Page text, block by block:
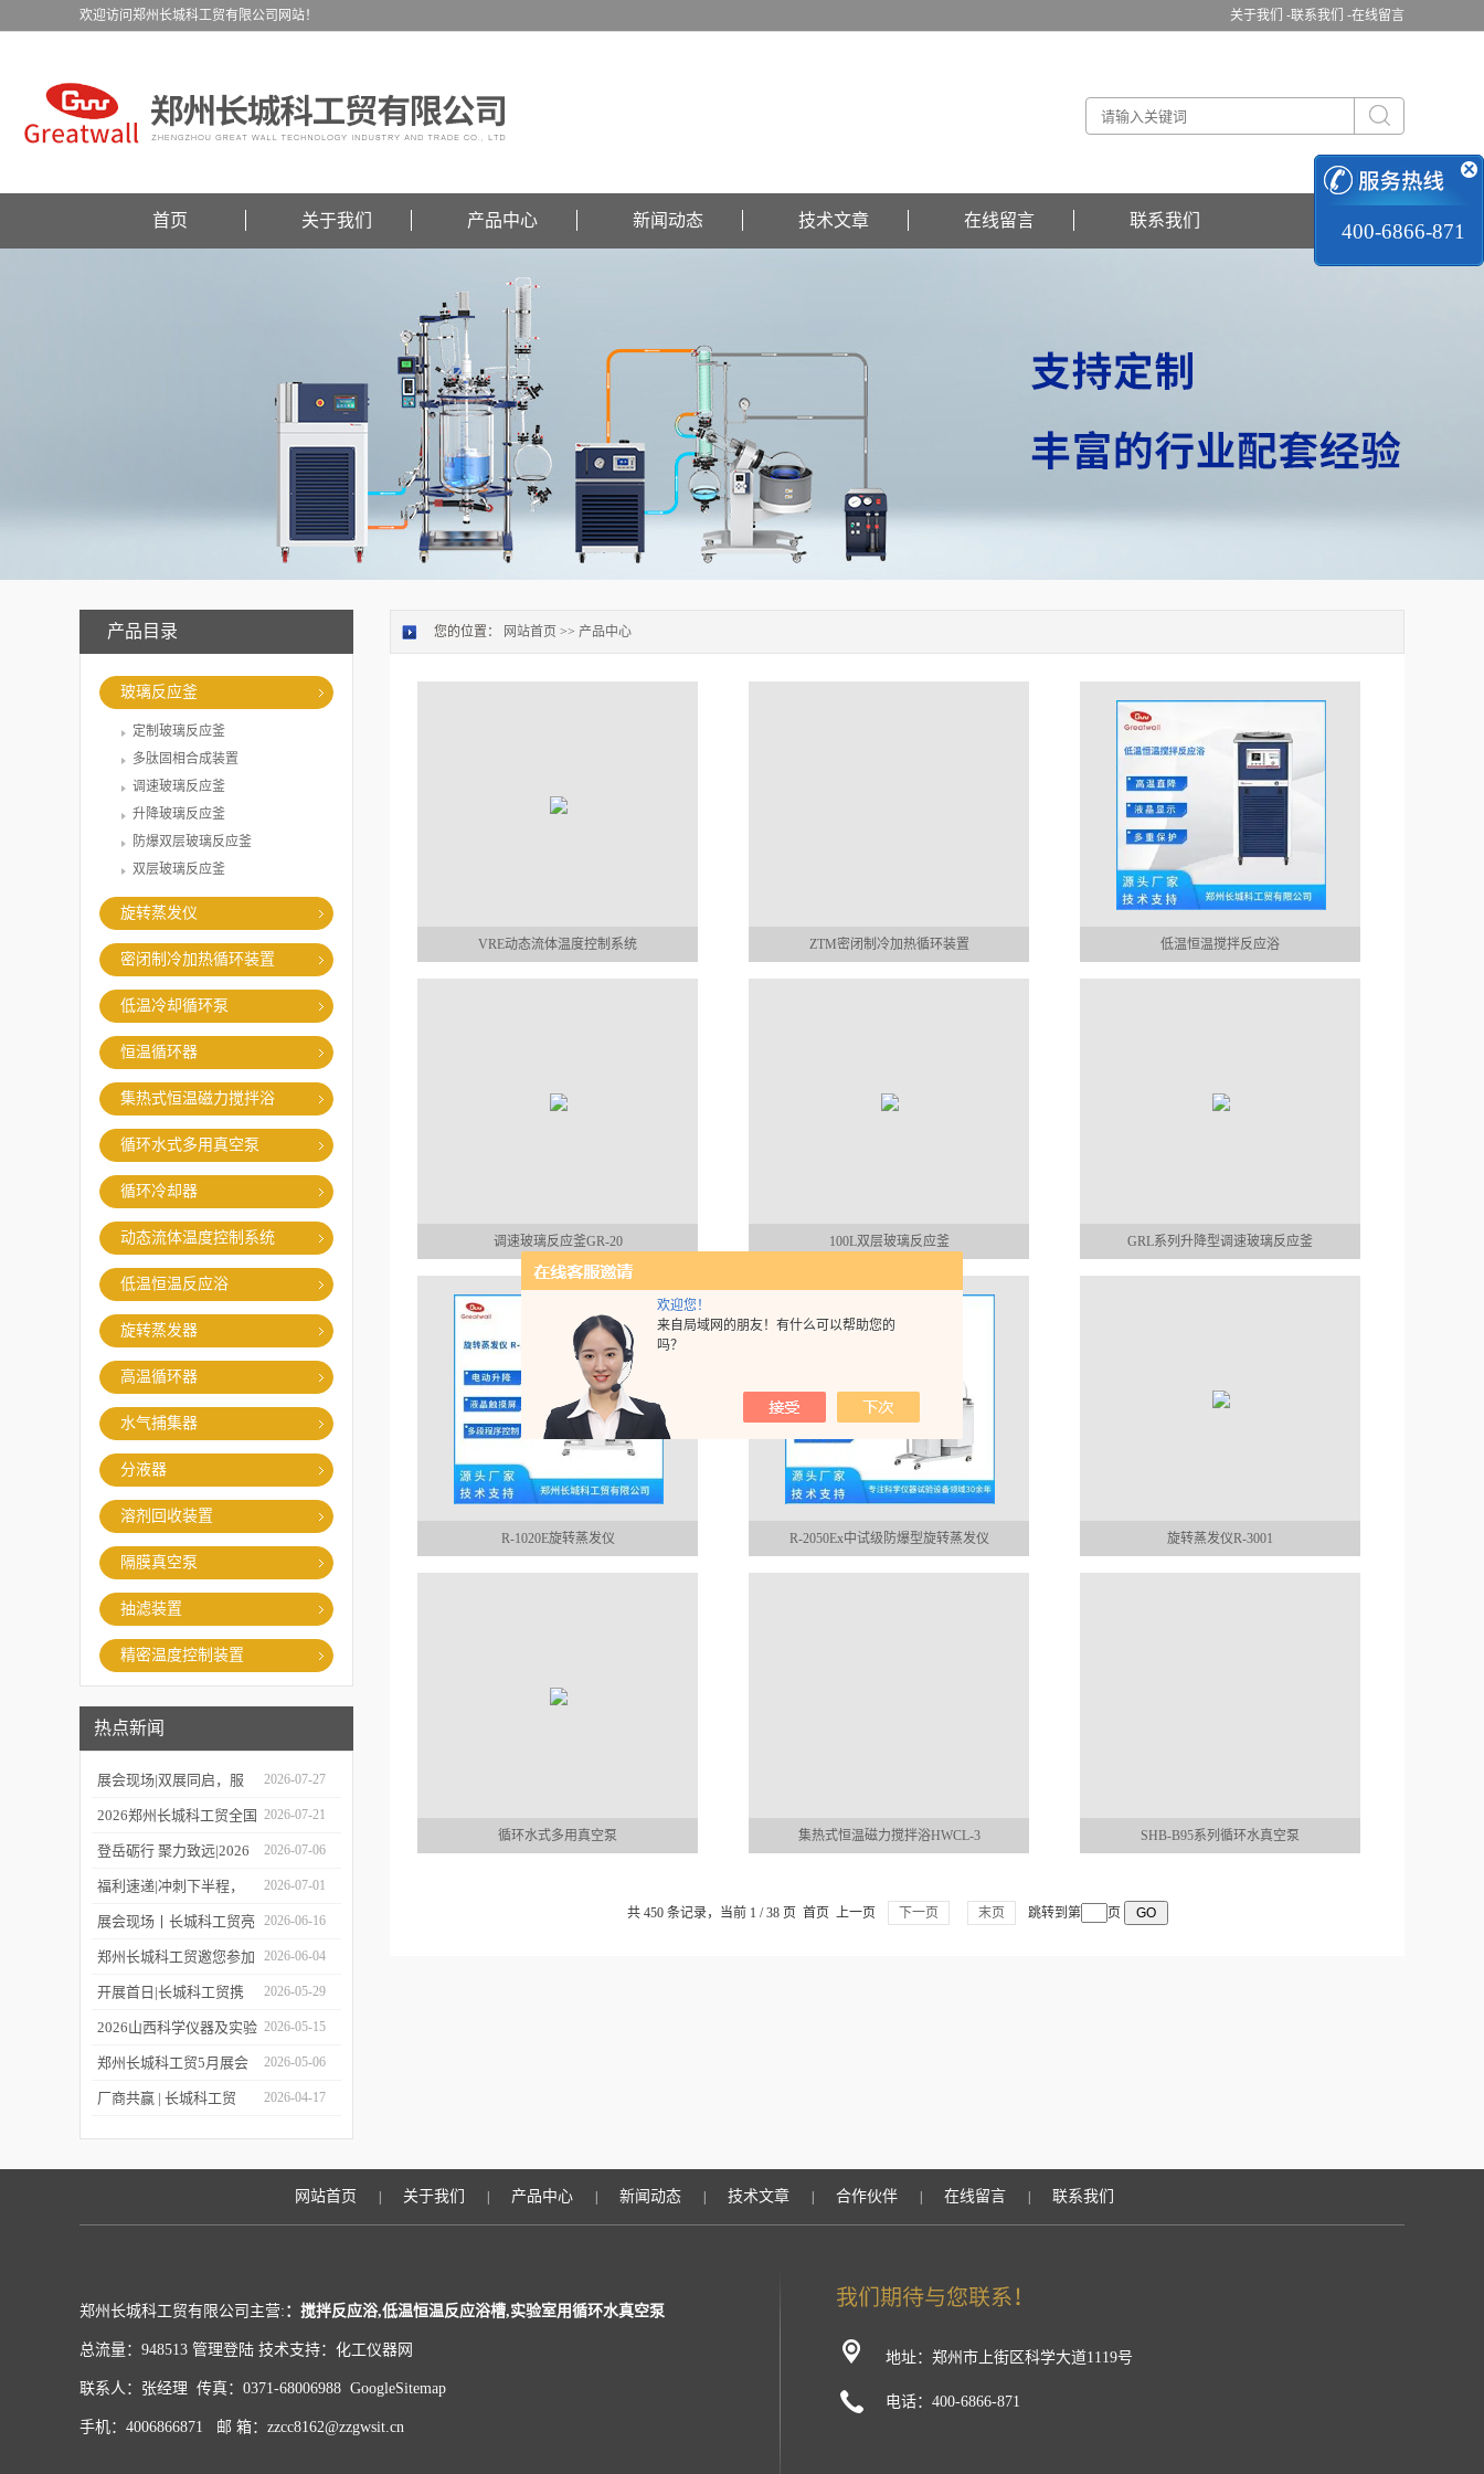
欢迎您！
来自局域网的朋友！有什么可以帮助您的
吗？
关于我们 -联系我们 -在线留言
欢迎访问郑州长城科工贸有限公司网站！
首页 关于我们 产品中心 新闻动态 技术文章 在线留言 联系我们
产品目录
玻璃反应釜
定制玻璃反应釜
多肽固相合成装置
调速玻璃反应釜
升降玻璃反应釜
防爆双层玻璃反应釜
双层玻璃反应釜
旋转蒸发仪
密闭制冷加热循环装置
低温冷却循环泵
恒温循环器
集热式恒温磁力搅拌浴
循环水式多用真空泵
循环冷却器
动态流体温度控制系统
低温恒温反应浴
旋转蒸发器
高温循环器
水气捕集器
分液器
溶剂回收装置
隔膜真空泵
抽滤装置
精密温度控制装置
热点新闻
展会现场|双展同启，服
务在线，郑州长城科工贸
同步亮相学术盛会与校园
展！
2026-07-27
2026郑州长城科工贸全国
巡保活动开启预约！
2026-07-21
登岳砺行 聚力致远|2026
年度上半年业务经理总结
会圆满举行！
2026-07-06
福利速递|冲刺下半程，
福利再加码，HWCL 系列
活动延期，赠券福利同步
上线！
2026-07-01
展会现场丨长城科工贸亮
相第19届世界制药机械、
包装设备与材料中国展
2026-06-16
郑州长城科工贸邀您参加
第二十四届世界制药原料
中国展（CPHI China
2026）!
2026-06-04
开展首日|长城科工贸携
品质实验室设备亮相
CISILE 2026
2026-05-29
2026山西科学仪器及实验
室装备展览会今日开幕！
2026-05-15
郑州长城科工贸5月展会
行程抢先看！
2026-05-06
厂商共赢 | 长城科工贸
拌浴优惠活动正式开启！
2026-04-17
您的位置： 网站首页 >> 产品中心
VRE动态流体温度控制系统 ZTM密闭制冷加热循环装置 低温恒温搅拌反应浴
调速玻璃反应釜GR-20 100L双层玻璃反应釜 GRL系列升降型调速玻璃反应釜
R-1020E旋转蒸发仪 R-2050Ex中试级防爆型旋转蒸发仪 旋转蒸发仪R-3001
循环水式多用真空泵 集热式恒温磁力搅拌浴HWCL-3 SHB-B95系列循环水真空泵
共 450 条记录，当前 1 / 38 页 首页 上一页 下一页 末页 跳转到第 页
网站首页 关于我们 产品中心 新闻动态 技术文章 合作伙伴 在线留言 联系我们
郑州长城科工贸有限公司主营: ：搅拌反应浴,低温恒温反应浴槽,实验室用循环水真空泵
总流量：948513 管理登陆 技术支持： 化工仪器网
联系人：张经理 传真：0371-68006988 GoogleSitemap
手机：4006866871 邮 箱：zzcc8162@zzgwsit.cn
地址：郑州市上街区科学大道1119号
电话：400-6866-871
400-6866-871